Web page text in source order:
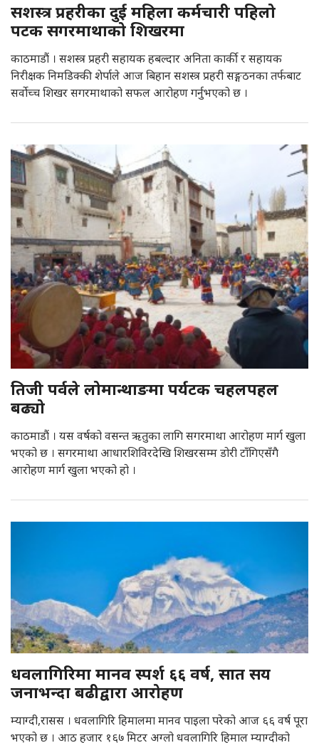
सशस्त्र प्रहरीका दुई महिला कर्मचारी पहिलो
पटक सगरमाथाको शिखरमा
काठमाडौं । सशस्त्र प्रहरी सहायक हबल्दार अनिता कार्की र सहायक
निरीक्षक निमडिक्की शेर्पाले आज बिहान सशस्त्र प्रहरी सङ्गठनका तर्फबाट
सर्वोच्च शिखर सगरमाथाको सफल आरोहण गर्नुभएको छ ।
तिजी पर्वले लोमान्थाङमा पर्यटक चहलपहल
बढ्यो
काठमाडौं । यस वर्षको वसन्त ऋतुका लागि सगरमाथा आरोहण मार्ग खुला
भएको छ । सगरमाथा आधारशिविरदेखि शिखरसम्म डोरी टाँगिएसँगै
आरोहण मार्ग खुला भएको हो ।
धवलागिरिमा मानव स्पर्श ६६ वर्ष, सात सय
जनाभन्दा बढीद्वारा आरोहण
म्याग्दी,रासस । धवलागिरि हिमालमा मानव पाइला परेको आज ६६ वर्ष पूरा
भएको छ । आठ हजार १६७ मिटर अग्लो धवलागिरि हिमाल म्याग्दीको